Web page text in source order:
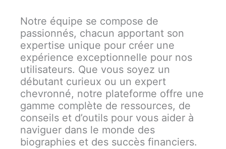
Notre équipe se compose de
passionnés, chacun apportant son
expertise unique pour créer une
expérience exceptionnelle pour nos
utilisateurs. Que vous soyez un
débutant curieux ou un expert
chevronné, notre plateforme offre une
gamme complète de ressources, de
conseils et d’outils pour vous aider à
naviguer dans le monde des
biographies et des succès financiers.